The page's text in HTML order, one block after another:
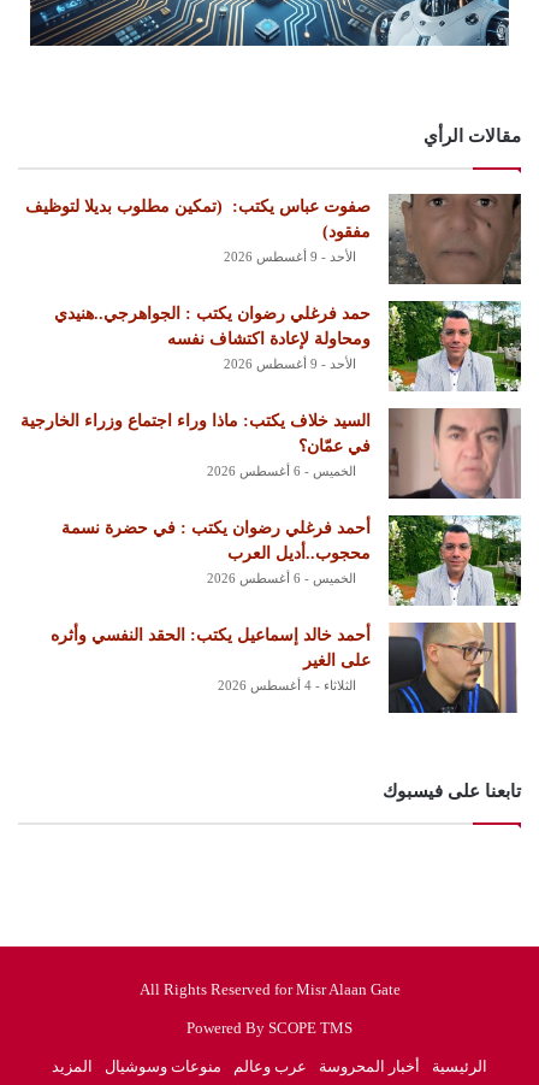
مقالات الرأي
‏صفوت عباس يكتب: ‏ ‏(تمكين مطلوب بديلا لتوظيف
مفقود)
الأحد - 9 أغسطس 2026
حمد فرغلي رضوان يكتب : الجواهرجي..هنيدي
ومحاولة لإعادة اكتشاف نفسه
الأحد - 9 أغسطس 2026
السيد خلاف يكتب: ماذا وراء اجتماع وزراء الخارجية
في عمّان؟
الخميس - 6 أغسطس 2026
أحمد فرغلي رضوان يكتب : في حضرة نسمة
محجوب..أديل العرب
الخميس - 6 أغسطس 2026
أحمد خالد إسماعيل يكتب: الحقد النفسي وأثره
على الغير
الثلاثاء - 4 أغسطس 2026
تابعنا على فيسبوك
All Rights Reserved for Misr Alaan Gate
Powered By SCOPE TMS
الرئيسية أخبار المحروسة عرب وعالم منوعات وسوشيال المزيد